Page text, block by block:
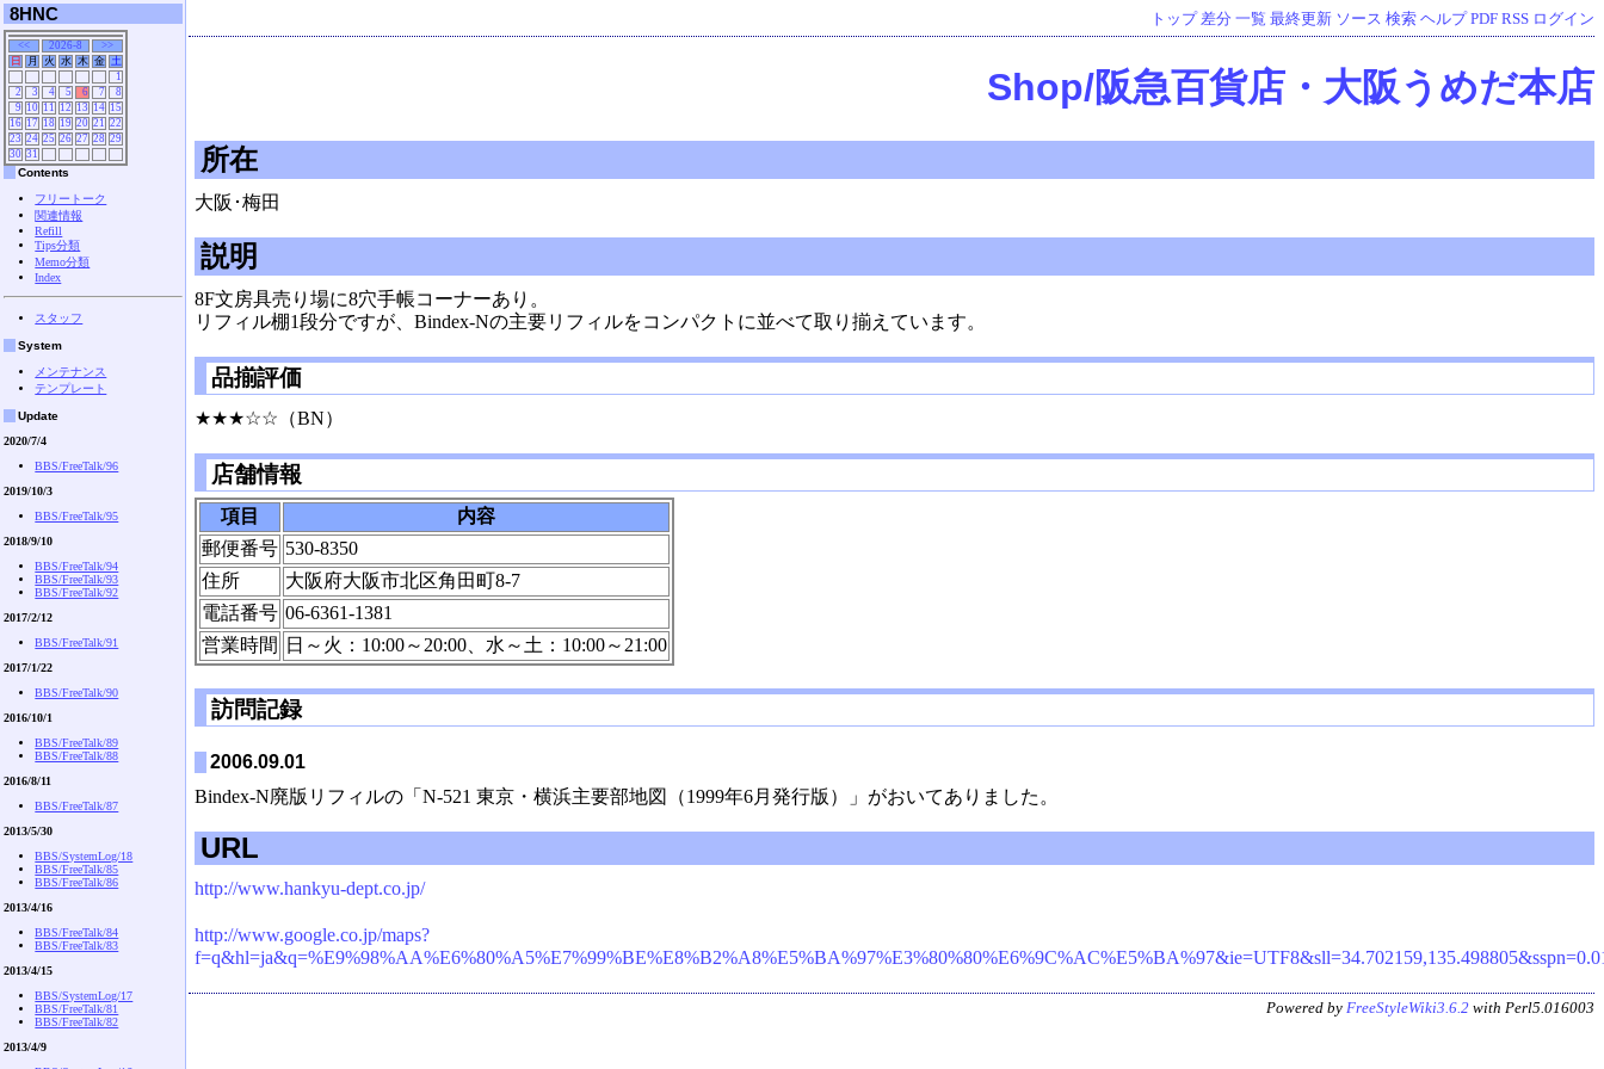
トップ 差分 一覧 最終更新 ソース 検索 ヘルプ PDF RSS ログイン
Shop/阪急百貨店・大阪うめだ本店
所在
大阪･梅田
説明
8F文房具売り場に8穴手帳コーナーあり。
リフィル棚1段分ですが、Bindex-Nの主要リフィルをコンパクトに並べて取り揃えています。
品揃評価
★★★☆☆（BN）
店舗情報
項目
内容
郵便番号 530-8350
住所
大阪府大阪市北区角田町8-7
電話番号 06-6361-1381
営業時間
日～火：10:00～20:00、水～土：10:00～21:00
訪問記録
2006.09.01
Bindex-N廃版リフィルの「N-521 東京・横浜主要部地図（1999年6月発行版）」がおいてありました。
URL
http://www.hankyu-dept.co.jp/
http://www.google.co.jp/maps?
Powered by FreeStyleWiki3.6.2 with Perl5.016003
8HNC
<< 2026-8
>>
日
月 火 水 木 金
土
1
2
3 4 5 6 7
8
9 10 11 12 13 14 15
16 17 18 19 20 21
22
23 24 25 26 27 28 29
30 31
Contents
フリートーク
関連情報
Refill
Tips分類
Memo分類
Index
スタッフ
System
メンテナンス
テンプレート
Update
2020/7/4
BBS/FreeTalk/96
2019/10/3
BBS/FreeTalk/95
2018/9/10
BBS/FreeTalk/94
BBS/FreeTalk/93
BBS/FreeTalk/92
2017/2/12
BBS/FreeTalk/91
2017/1/22
BBS/FreeTalk/90
2016/10/1
BBS/FreeTalk/89
BBS/FreeTalk/88
2016/8/11
BBS/FreeTalk/87
2013/5/30
BBS/SystemLog/18
BBS/FreeTalk/85
BBS/FreeTalk/86
2013/4/16
BBS/FreeTalk/84
BBS/FreeTalk/83
2013/4/15
BBS/SystemLog/17
BBS/FreeTalk/81
BBS/FreeTalk/82
2013/4/9